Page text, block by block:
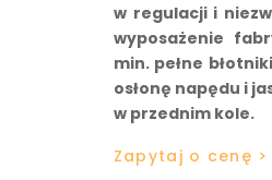
w regulacji i
wyposażenie
min. pełne
osłonę napędu i
w przednim kole.
Zapytaj o cenę >